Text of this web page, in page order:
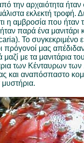
την αρχαιότητα ήταν
εκλεκτή τροφή.
η αμβροσία που
παρά ένα μανιτάρι
Το συγκεκριμένο
πρόγονοί μας
μαζί με τα μανιτάρια
των Κένταυρων
και αναπόσπαστο
μυστήρια.